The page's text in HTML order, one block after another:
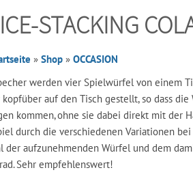
STACKING
» Shop » OCCASION
werden vier Spielwürfel von einem
auf den Tisch gestellt, so dass
kommen, ohne sie dabei direkt mit der
durch die verschiedenen Variationen
der aufzunehmenden Würfel und dem
Sehr empfehlenswert!